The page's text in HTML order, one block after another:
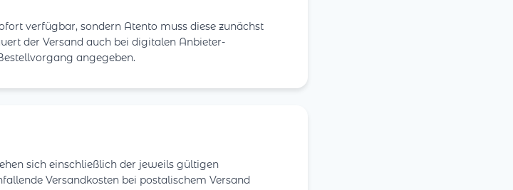
verfügbar, sondern Atento muss diese zunächst
der Versand auch bei digitalen Anbieter-
angegeben.
sich einschließlich der jeweils gültigen
Versandkosten bei postalischem Versand